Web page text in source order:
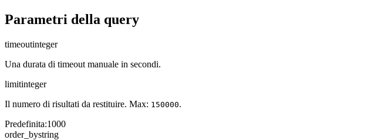
Parametri della query
timeoutinteger
Una durata di timeout manuale in secondi.
limitinteger
Il numero di risultati da restituire. Max: 150000.
Predefinita:1000
order_bystring